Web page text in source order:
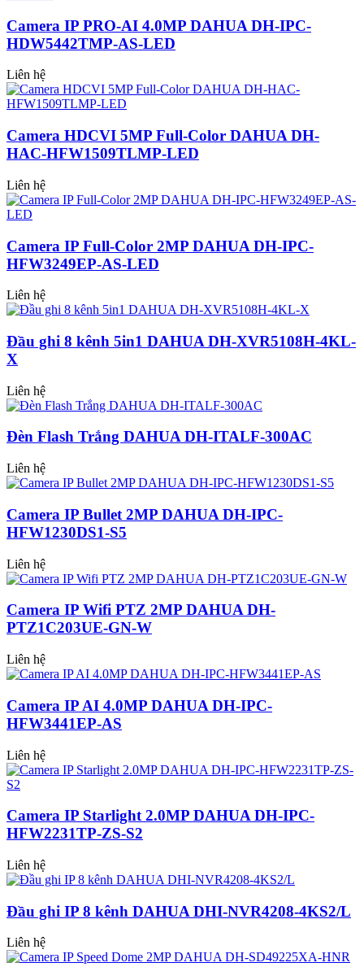
Camera IP PRO-AI 4.0MP DAHUA DH-IPC-
HDW5442TMP-AS-LED
Liên hệ
Camera HDCVI 5MP Full-Color DAHUA DH-
HAC-HFW1509TLMP-LED
Liên hệ
Camera IP Full-Color 2MP DAHUA DH-IPC-
HFW3249EP-AS-LED
Liên hệ
Đầu ghi 8 kênh 5in1 DAHUA DH-XVR5108H-4KL-
X
Liên hệ
Đèn Flash Trắng DAHUA DH-ITALF-300AC
Liên hệ
Camera IP Bullet 2MP DAHUA DH-IPC-
HFW1230DS1-S5
Liên hệ
Camera IP Wifi PTZ 2MP DAHUA DH-
PTZ1C203UE-GN-W
Liên hệ
Camera IP AI 4.0MP DAHUA DH-IPC-
HFW3441EP-AS
Liên hệ
Camera IP Starlight 2.0MP DAHUA DH-IPC-
HFW2231TP-ZS-S2
Liên hệ
Đầu ghi IP 8 kênh DAHUA DHI-NVR4208-4KS2/L
Liên hệ